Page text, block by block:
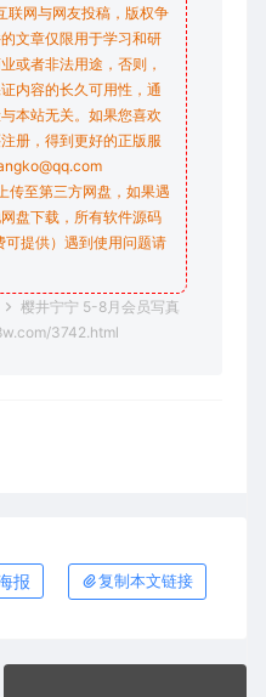
联网与网友投稿，版权争
文章仅限用于学习和研
或者非法用途，否则，
内容的长久可用性，通
本站无关。如果您喜欢
册，得到更好的正版服
传至第三方网盘，如果遇
盘下载，所有软件源码
提供）遇到使用问题请
樱井宁宁 5-8月会员写真
3742.html
报 复制本文链接